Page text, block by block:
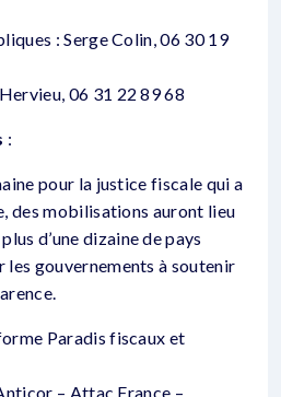
: Serge Colin, 06 30 19
06 31 22 89 68
:
pour la justice fiscale qui a
des mobilisations auront lieu
d’une dizaine de pays
les gouvernements à soutenir
Paradis fiscaux et
– Attac France –